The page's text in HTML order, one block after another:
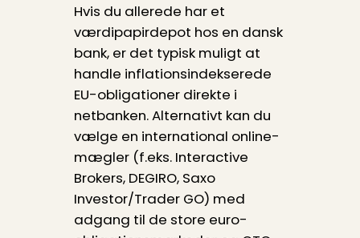
Hvis du allerede har et
værdipapirdepot hos en dansk
bank, er det typisk muligt at
handle inflationsindekserede
EU-obligationer direkte i
netbanken. Alternativt kan du
vælge en international online-
mægler (f.eks. Interactive
Brokers, DEGIRO, Saxo
Investor/Trader GO) med
adgang til de store euro-